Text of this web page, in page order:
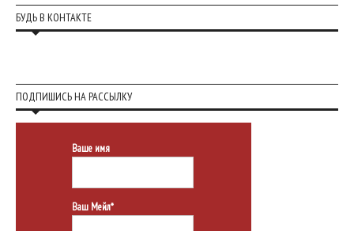
БУДЬ В КОНТАКТЕ
ПОДПИШИСЬ НА РАССЫЛКУ
Ваше имя
Ваш Мейл*